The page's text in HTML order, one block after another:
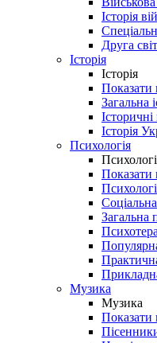
Історія
Друга
Історія
Історія
Показати
Загальна
Історія
Психологія
Показати
Загальна
Музика
Музика
Показати